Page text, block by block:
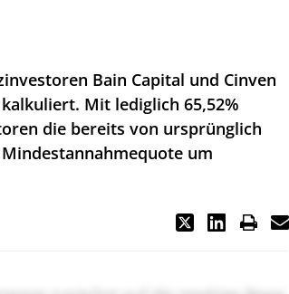
Bain Capital und Cinven
Mit lediglich 65,52%
die bereits von ursprünglich
um